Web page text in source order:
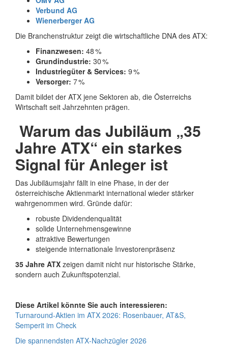
Verbund AG
Wienerberger AG
Die Branchenstruktur zeigt die wirtschaftliche DNA des ATX:
Finanzwesen: 48 %
Grundindustrie: 30 %
Industriegüter & Services: 9 %
Versorger: 7 %
Damit bildet der ATX jene Sektoren ab, die Österreichs
Wirtschaft seit Jahrzehnten prägen.
Warum das Jubiläum „35
Jahre ATX“ ein starkes
Signal für Anleger ist
Das Jubiläumsjahr fällt in eine Phase, in der der
österreichische Aktienmarkt international wieder stärker
wahrgenommen wird. Gründe dafür:
robuste Dividendenqualität
solide Unternehmensgewinne
attraktive Bewertungen
steigende internationale Investorenpräsenz
35 Jahre ATX zeigen damit nicht nur historische Stärke,
sondern auch Zukunftspotenzial.
Diese Artikel könnte Sie auch interessieren:
Turnaround-Aktien im ATX 2026: Rosenbauer, AT&S,
Semperit im Check
Die spannendsten ATX‑Nachzügler 2026